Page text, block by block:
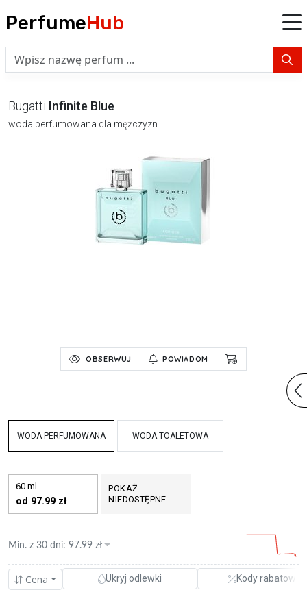
PerfumeHub
Bugatti Infinite Blue
woda perfumowana dla mężczyzn
OBSERWUJ POWIADOM
WODA PERFUMOWANA WODA TOALETOWA
60 ml
od 97.99 zł
POKAŻ
NIEDOSTĘPNE
Cena Ukryj odlewki Kody rabatowe
Min. z 30 dni: 97.99 zł